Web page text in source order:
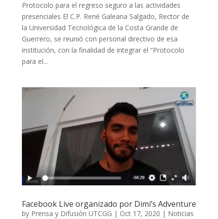
Protocolo para el regreso seguro a las actividades
presenciales El C.P. René Galeana Salgado, Rector de
la Universidad Tecnológica de la Costa Grande de
Guerrero, se reunió con personal directivo de esa
institución, con la finalidad de integrar el “Protocolo
para el...
Facebook Live organizado por Dimi’s Adventure
by Prensa y Difusión UTCGG | Oct 17, 2020 | Noticias